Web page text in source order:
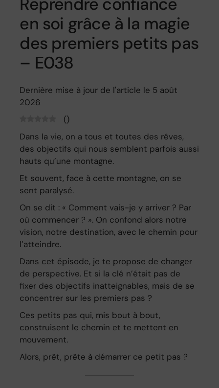
en soi grâce à la magie
des premiers petits pas
– E038
Dernière mise à jour de l'article le 5 août
2026
()
Dans la vie, on a tous et toutes des rêves,
des objectifs qui nous semblent parfois aussi
hauts qu’une montagne.
Et souvent, face à cette montagne, on se
sent paralysé.
On se dit : « Comment vais-je y arriver ? Par
où commencer ? ». On confond alors notre
vision, notre destination, avec le chemin pour
l’atteindre.
Dans cet épisode, je te propose de changer
de perspective. Et si la clé n’était pas de
fixer des objectifs inatteignables, mais de se
concentrer sur les premiers pas ?
Ces petits pas qui, mis bout à bout,
construisent le chemin et te mettent en
mouvement.
Alors, prêt, prête à démarrer ce petit pas ?